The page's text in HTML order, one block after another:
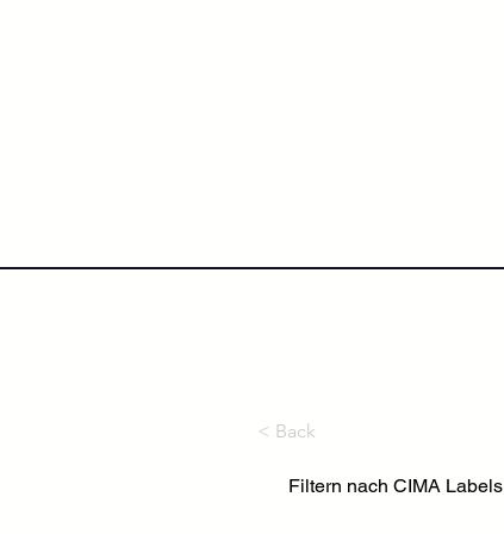
< Back
Filtern nach CIMA Labels